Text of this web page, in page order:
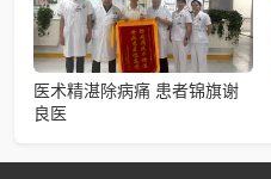
医术精湛除病痛 患者锦旗谢
良医